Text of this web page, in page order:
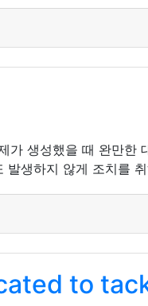
가 생성했을 때 완만한
생하지 않게 조치를
to